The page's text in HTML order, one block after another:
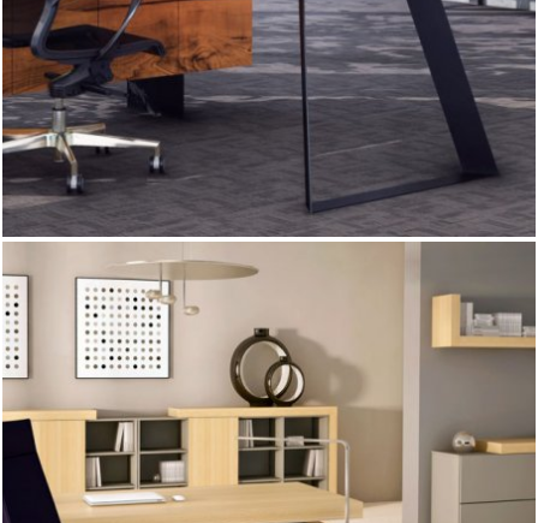
uszlachetnionej drewnem . Uzupełnieniem linii są stoliki
oraz dostawki konferencyjne, które umożliwiają szybkie
przekształcenie biura w salę obrad dla kilku lub kilkunastu
osób. A tym, którzy cenią sobie kompleksowe rozwiązania i
oryginalny wystrój oferujemy również system regałów
dopasowanych swoją lekka formą do całości systemu
Awangardowe kształty i efektowne połączenie
kolorystyczne to cechy gabinetu AUTTICA. Polecany jest
klientom ceniącym nowoczesny wygląd a jednocześnie
niezwykły, unikalny design. To rozwiązanie łączące